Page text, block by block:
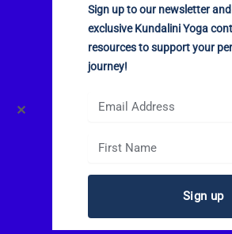
✕
Sign up to our newsletter
exclusive Kundalini Yoga
resources to support your
journey!
Sign up